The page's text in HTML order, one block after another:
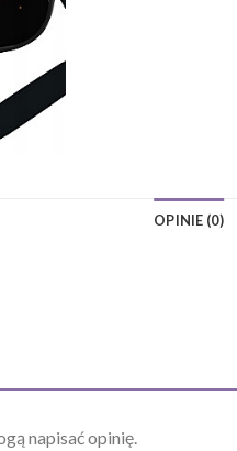
OPINIE (0)
napisać opinię.